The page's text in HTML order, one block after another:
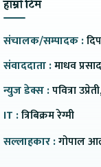
हाम्रो टिम
संचालक/सम्पादक :
संवाददाता :माधव
न्युज डेक्स :पवित्रा
IT :त्रिबिक्रम रेग्मी
सल्लाहकार :गोपाल